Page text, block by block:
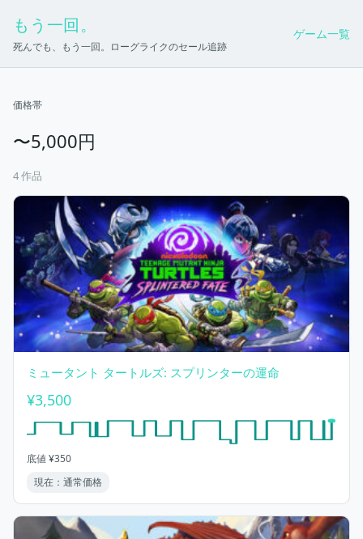
もう一回。
死んでも、もう一回。ローグライクのセール追跡
ゲーム一覧
価格帯
〜5,000円
4 作品
ミュータント タートルズ: スプリンターの運命
¥3,500
底値 ¥350
現在：通常価格